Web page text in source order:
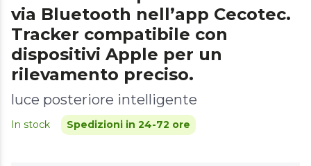
via Bluetooth nell’app Cecotec.
Tracker compatibile con
dispositivi Apple per un
rilevamento preciso.
luce posteriore intelligente
In stock Spedizioni in 24-72 ore